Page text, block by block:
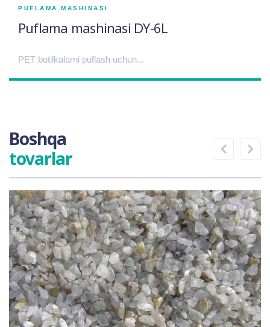
PUFLAMA MASHINASI
Puflama mashinasi DY-6L
PET butilkalarni puflash uchun...
Boshqa
tovarlar